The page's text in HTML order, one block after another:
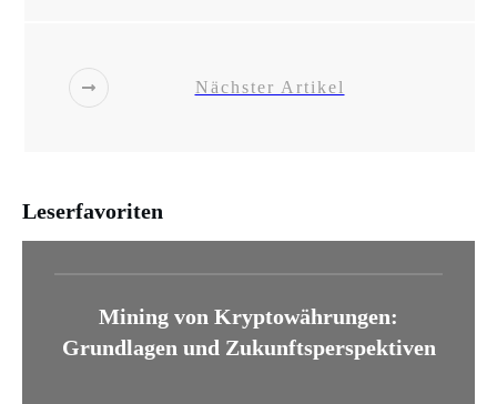
Nächster Artikel
Leserfavoriten
Mining von Kryptowährungen:
Grundlagen und Zukunftsperspektiven